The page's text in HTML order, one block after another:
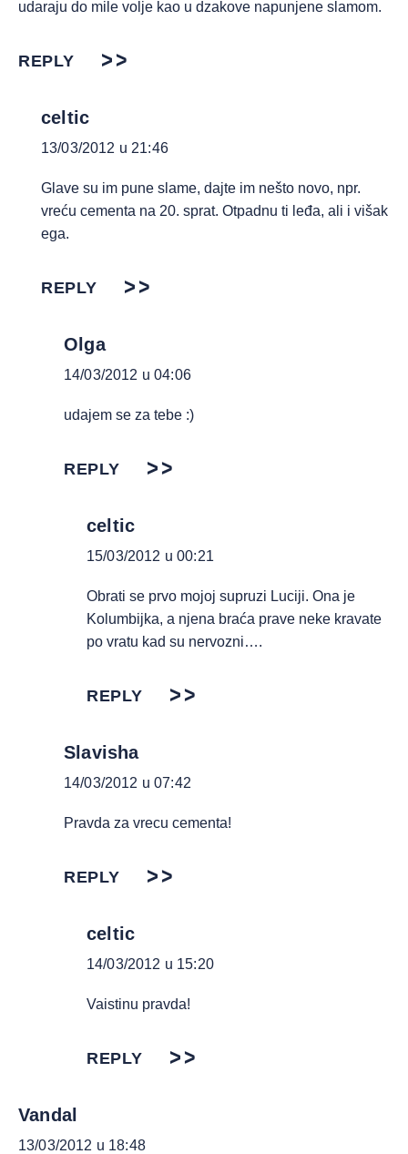
udaraju do mile volje kao u dzakove napunjene slamom.
REPLY
celtic
13/03/2012 u 21:46
Glave su im pune slame, dajte im nešto novo, npr.
vreću cementa na 20. sprat. Otpadnu ti leđa, ali i višak
ega.
REPLY
Olga
14/03/2012 u 04:06
udajem se za tebe :)
REPLY
celtic
15/03/2012 u 00:21
Obrati se prvo mojoj supruzi Luciji. Ona je
Kolumbijka, a njena braća prave neke kravate
po vratu kad su nervozni….
REPLY
Slavisha
14/03/2012 u 07:42
Pravda za vrecu cementa!
REPLY
celtic
14/03/2012 u 15:20
Vaistinu pravda!
REPLY
Vandal
13/03/2012 u 18:48